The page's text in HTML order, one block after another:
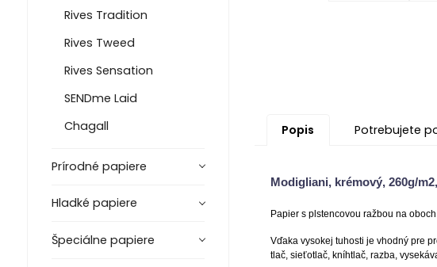
Rives Tradition
Rives Tweed
Rives Sensation
SENDme Laid
Chagall
Prírodné papiere
Hladké papiere
Špeciálne papiere
Popis Potrebujete
Modigliani, krémový, 260g/
Papier s plstencovou ražbou na
Vďaka vysokej tuhosti je vhodný pre
tlač, sieťotlač, kníhtlač, razba,